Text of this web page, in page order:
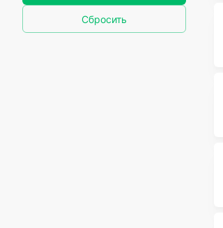
SAMSUNGСбросить